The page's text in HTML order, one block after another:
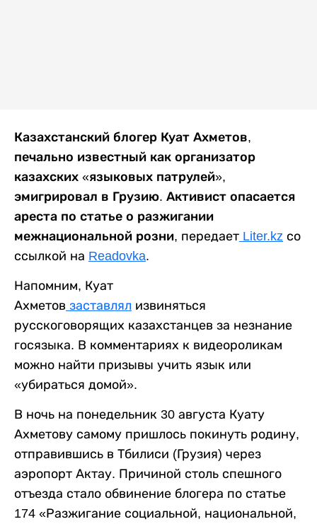
Казахстанский блогер Куат Ахметов,
печально известный как организатор
казахских «языковых патрулей»,
эмигрировал в Грузию. Активист опасается
ареста по статье о разжигании
межнациональной розни, передает Liter.kz со
ссылкой на Readovka.
Напомним, Куат
Ахметов заставлял извиняться
русскоговорящих казахстанцев за незнание
госязыка. В комментариях к видеороликам
можно найти призывы учить язык или
«убираться домой».
В ночь на понедельник 30 августа Куату
Ахметову самому пришлось покинуть родину,
отправившись в Тбилиси (Грузия) через
аэропорт Актау. Причиной столь спешного
отъезда стало обвинение блогера по статье
174 «Разжигание социальной, национальной,